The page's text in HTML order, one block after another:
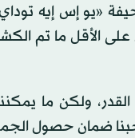
«يو إس إيه
على الأقل ما تم
ولكن ما
ضمان حصول